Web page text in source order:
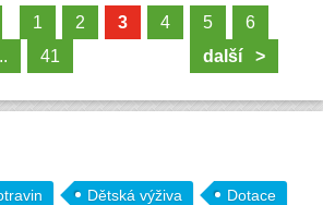
1 2 3 4 5
6
41 další >
Dětská výživa Dotace